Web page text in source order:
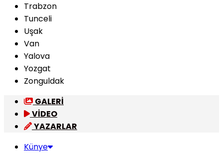
Trabzon
Tunceli
Uşak
Van
Yalova
Yozgat
Zonguldak
GALERİ
VİDEO
YAZARLAR
Künye